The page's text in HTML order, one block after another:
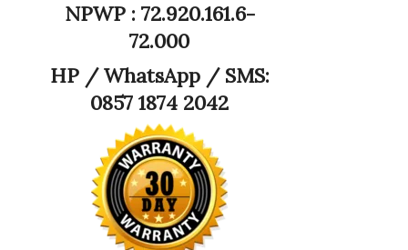
NPWP : 72.920.161.6-
72.000
HP /WhatsApp / SMS:
0857 1874 2042